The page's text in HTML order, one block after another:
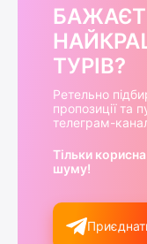
ТУРІВ?
Ретельно
пропозиції та
телеграм-
Тільки
шуму!